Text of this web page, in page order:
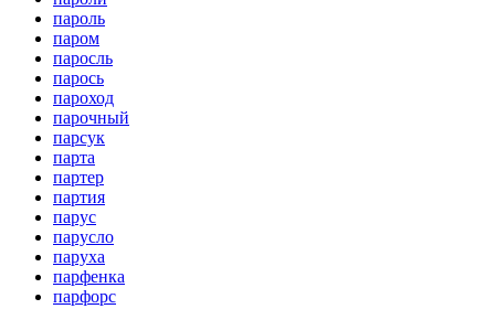
пароль
паром
паросль
парось
пароход
парочный
парсук
парта
партер
партия
парус
парусло
паруха
парфенка
парфорс